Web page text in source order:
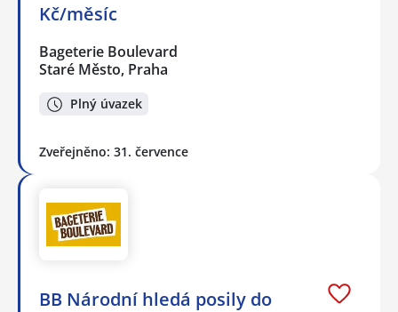
Kč/měsíc
Bageterie Boulevard
Staré Město, Praha
Plný úvazek
Zveřejněno: 31. července
BB Národní hledá posily do